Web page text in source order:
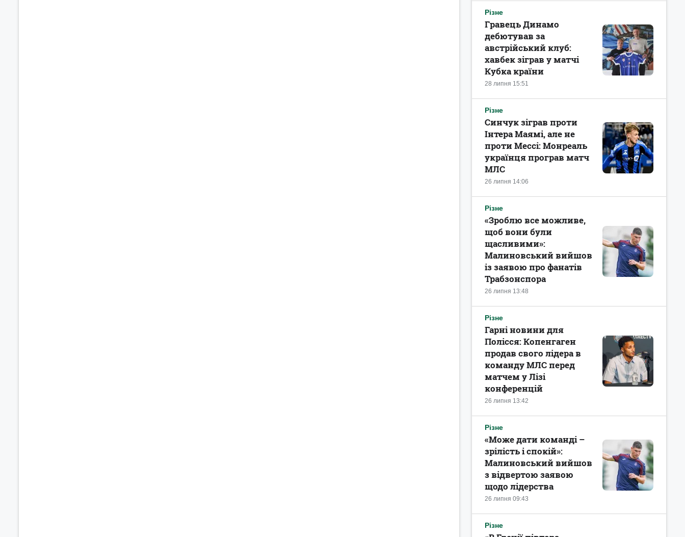
Різне
28 липня 15:51
Гравець Динамо
дебютував за
австрійський клуб:
хавбек зіграв у матчі
Кубка країни
Різне
26 липня 14:06
Синчук зіграв проти
Інтера Маямі, але не
проти Мессі: Монреаль
українця програв матч
МЛС
Різне
26 липня 13:48
«Зроблю все можливе,
щоб вони були
щасливими»:
Малиновський вийшов
із заявою про фанатів
Трабзонспора
Різне
26 липня 13:42
Гарні новини для
Полісся: Копенгаген
продав свого лідера в
команду МЛС перед
матчем у Лізі
конференцій
Різне
26 липня 09:43
«Може дати команді –
зрілість і спокій»:
Малиновський вийшов
з відвертою заявою
щодо лідерства
Різне